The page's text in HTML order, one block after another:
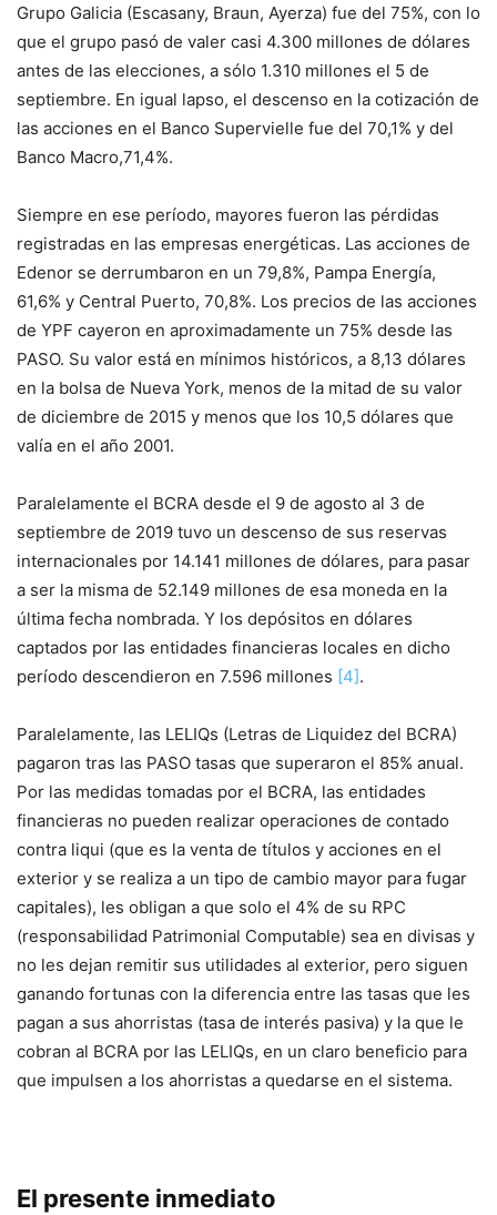
Grupo Galicia (Escasany, Braun, Ayerza) fue del 75%, con lo
que el grupo pasó de valer casi 4.300 millones de dólares
antes de las elecciones, a sólo 1.310 millones el 5 de
septiembre. En igual lapso, el descenso en la cotización de
las acciones en el Banco Supervielle fue del 70,1% y del
Banco Macro,71,4%.
Siempre en ese período, mayores fueron las pérdidas
registradas en las empresas energéticas. Las acciones de
Edenor se derrumbaron en un 79,8%, Pampa Energía,
61,6% y Central Puerto, 70,8%. Los precios de las acciones
de YPF cayeron en aproximadamente un 75% desde las
PASO. Su valor está en mínimos históricos, a 8,13 dólares
en la bolsa de Nueva York, menos de la mitad de su valor
de diciembre de 2015 y menos que los 10,5 dólares que
valía en el año 2001.
Paralelamente el BCRA desde el 9 de agosto al 3 de
septiembre de 2019 tuvo un descenso de sus reservas
internacionales por 14.141 millones de dólares, para pasar
a ser la misma de 52.149 millones de esa moneda en la
última fecha nombrada. Y los depósitos en dólares
captados por las entidades financieras locales en dicho
período descendieron en 7.596 millones [4].
Paralelamente, las LELIQs (Letras de Liquidez del BCRA)
pagaron tras las PASO tasas que superaron el 85% anual.
Por las medidas tomadas por el BCRA, las entidades
financieras no pueden realizar operaciones de contado
contra liqui (que es la venta de títulos y acciones en el
exterior y se realiza a un tipo de cambio mayor para fugar
capitales), les obligan a que solo el 4% de su RPC
(responsabilidad Patrimonial Computable) sea en divisas y
no les dejan remitir sus utilidades al exterior, pero siguen
ganando fortunas con la diferencia entre las tasas que les
pagan a sus ahorristas (tasa de interés pasiva) y la que le
cobran al BCRA por las LELIQs, en un claro beneficio para
que impulsen a los ahorristas a quedarse en el sistema.
El presente inmediato